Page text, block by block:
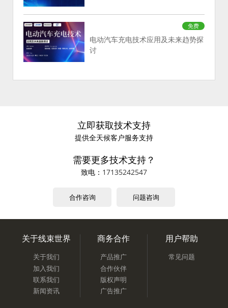
免费
电动汽车充电技术应用及未来趋势探
讨
立即获取技术支持
提供全天候客户服务支持
需要更多技术支持？
致电： 17135242547
合作咨询 问题咨询
关于线束世界
关于我们
加入我们
联系我们
新闻资讯
商务合作
产品推广
合作伙伴
版权声明
广告推广
用户帮助
常见问题